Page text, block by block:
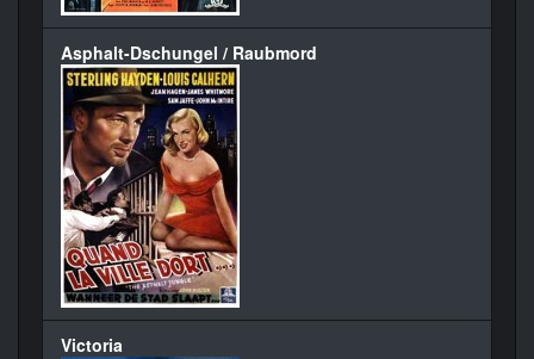
Asphalt-Dschungel / Raubmord
Victoria